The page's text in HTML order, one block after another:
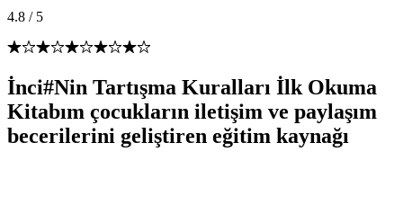
4.8 / 5
İnci#Nin Tartışma Kuralları İlk Okuma
Kitabım çocukların iletişim ve paylaşım
becerilerini geliştiren eğitim kaynağı